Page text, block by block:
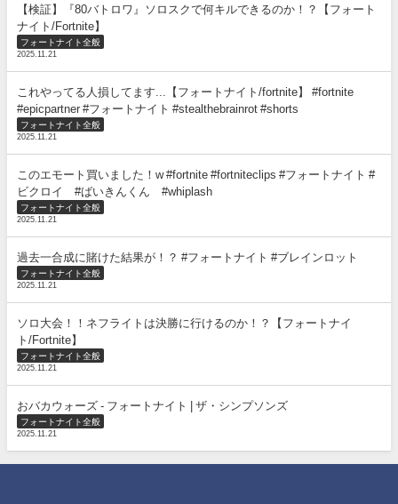
【検証】『80バトロワ』ソロスクで何キルできるのか！？【フォート
ナイト/Fortnite】
フォートナイト全般
2025.11.21
これやってる人損してます...【フォートナイト/fortnite】 #fortnite
#epicpartner #フォートナイト #stealthebrainrot #shorts
フォートナイト全般
2025.11.21
このエモート買いました！w #fortnite #fortniteclips #フォートナイト #
ビクロイ #ばいきんくん #whiplash
フォートナイト全般
2025.11.21
過去一合成に賭けた結果が！？ #フォートナイト #ブレインロット
フォートナイト全般
2025.11.21
ソロ大会！！ネフライトは決勝に行けるのか！？【フォートナイ
ト/Fortnite】
フォートナイト全般
2025.11.21
おバカウォーズ - フォートナイト | ザ・シンプソンズ
フォートナイト全般
2025.11.21